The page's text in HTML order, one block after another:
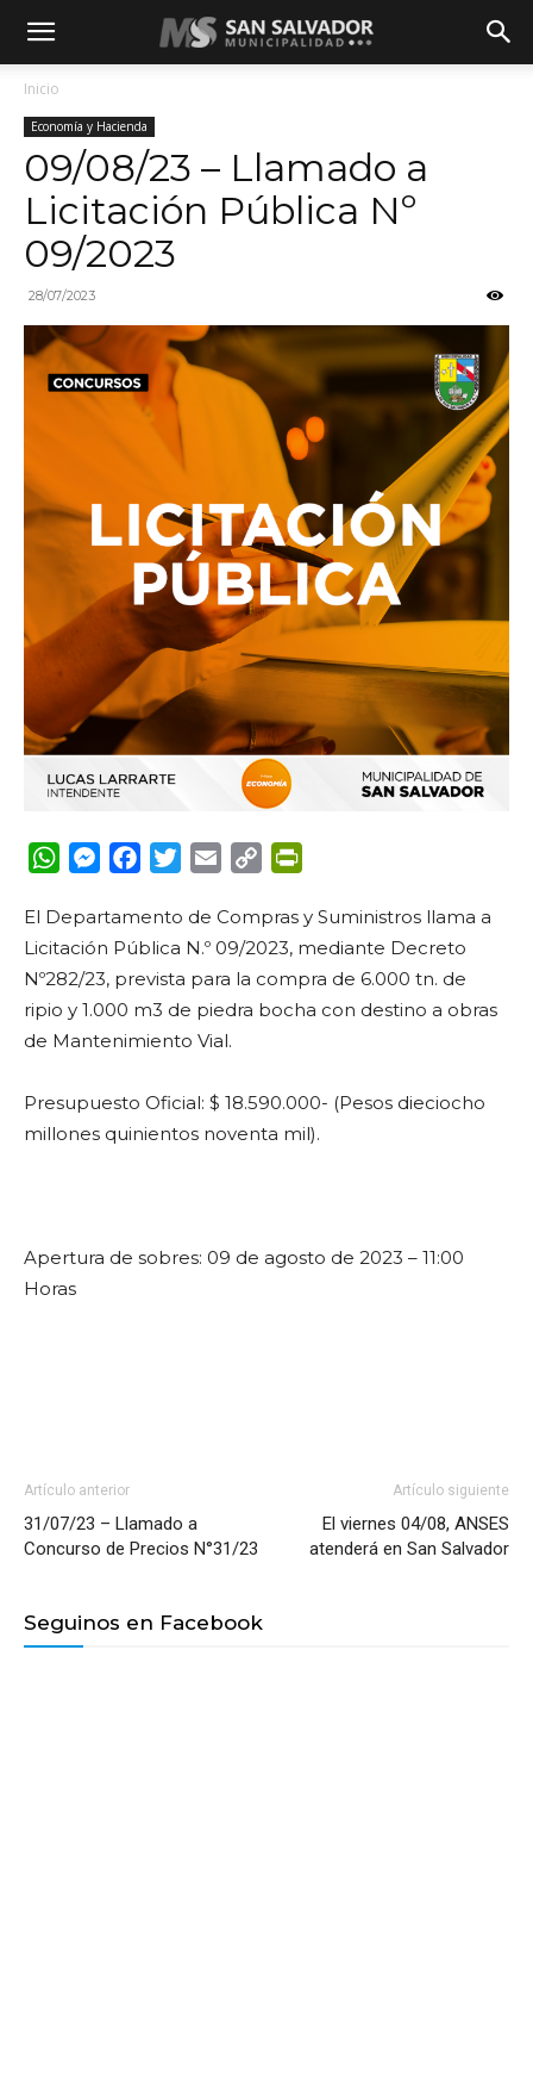
Inicio
Economía y Hacienda
09/08/23 – Llamado a
Licitación Pública Nº
09/2023
28/07/2023
WhatsApp
Messenger
FacebookTwitterEmail Copy
El Departamento de Compras y Suministros llama a
Licitación Pública N.º 09/2023, mediante Decreto
Nº282/23, prevista para la compra de 6.000 tn. de
ripio y 1.000 m3 de piedra bocha con destino a obras
de Mantenimiento Vial.
Presupuesto Oficial: $ 18.590.000- (Pesos dieciocho
millones quinientos noventa mil).
Apertura de sobres: 09 de agosto de 2023 – 11:00
Horas
Artículo anterior
31/07/23 – Llamado a
Concurso de Precios N°31/23
Artículo siguiente
El viernes 04/08, ANSES
atenderá en San Salvador
Seguinos en Facebook